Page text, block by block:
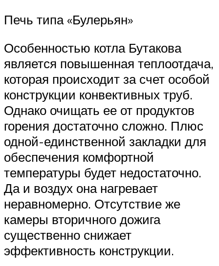
Печь типа «Булерьян»
Особенностью котла Бутакова
является повышенная теплоотдача,
которая происходит за счет особой
конструкции конвективных труб.
Однако очищать ее от продуктов
горения достаточно сложно. Плюс
одной-единственной закладки для
обеспечения комфортной
температуры будет недостаточно.
Да и воздух она нагревает
неравномерно. Отсутствие же
камеры вторичного дожига
существенно снижает
эффективность конструкции.